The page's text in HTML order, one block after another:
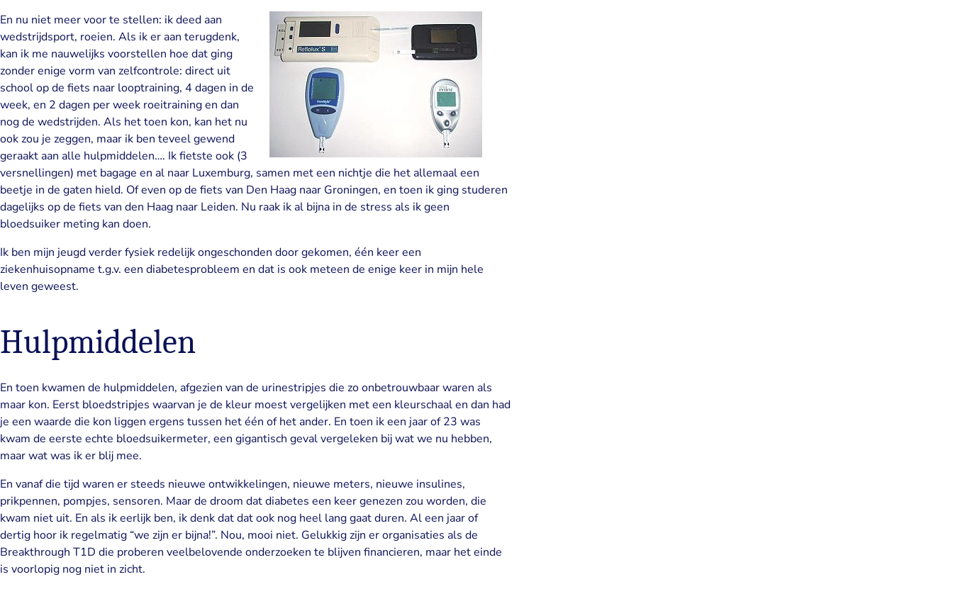
En nu niet meer voor te stellen: ik deed aan
wedstrijdsport, roeien. Als ik er aan terugdenk,
kan ik me nauwelijks voorstellen hoe dat ging
zonder enige vorm van zelfcontrole: direct uit
school op de fiets naar looptraining, 4 dagen in de
week, en 2 dagen per week roeitraining en dan
nog de wedstrijden. Als het toen kon, kan het nu
ook zou je zeggen, maar ik ben teveel gewend
geraakt aan alle hulpmiddelen…. Ik fietste ook (3
versnellingen) met bagage en al naar Luxemburg, samen met een nichtje die het allemaal een
beetje in de gaten hield. Of even op de fiets van Den Haag naar Groningen, en toen ik ging studeren
dagelijks op de fiets van den Haag naar Leiden. Nu raak ik al bijna in de stress als ik geen
bloedsuiker meting kan doen.
Ik ben mijn jeugd verder fysiek redelijk ongeschonden door gekomen, één keer een
ziekenhuisopname t.g.v. een diabetesprobleem en dat is ook meteen de enige keer in mijn hele
leven geweest.
Hulpmiddelen
En toen kwamen de hulpmiddelen, afgezien van de urinestripjes die zo onbetrouwbaar waren als
maar kon. Eerst bloedstripjes waarvan je de kleur moest vergelijken met een kleurschaal en dan had
je een waarde die kon liggen ergens tussen het één of het ander. En toen ik een jaar of 23 was
kwam de eerste echte bloedsuikermeter, een gigantisch geval vergeleken bij wat we nu hebben,
maar wat was ik er blij mee.
En vanaf die tijd waren er steeds nieuwe ontwikkelingen, nieuwe meters, nieuwe insulines,
prikpennen, pompjes, sensoren. Maar de droom dat diabetes een keer genezen zou worden, die
kwam niet uit. En als ik eerlijk ben, ik denk dat dat ook nog heel lang gaat duren. Al een jaar of
dertig hoor ik regelmatig “we zijn er bijna!”. Nou, mooi niet. Gelukkig zijn er organisaties als de
Breakthrough T1D die proberen veelbelovende onderzoeken te blijven financieren, maar het einde
is voorlopig nog niet in zicht.